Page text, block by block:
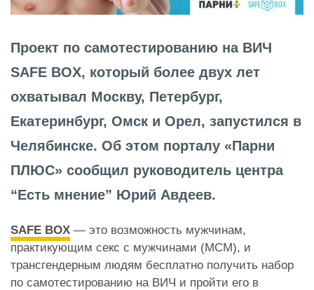
Проект по самотестированию на ВИЧ
SAFE BOX, который более двух лет
охватывал Москву, Петербург,
Екатеринбург, Омск и Орел, запустился в
Челябинске. Об этом порталу «Парни
ПЛЮС» сообщил руководитель центра
“Есть мнение” Юрий Авдеев.
SAFE BOX — это возможность мужчинам,
практикующим секс с мужчинами (МСМ), и
трансгендерным людям бесплатно получить набор
по самотестированию на ВИЧ и пройти его в